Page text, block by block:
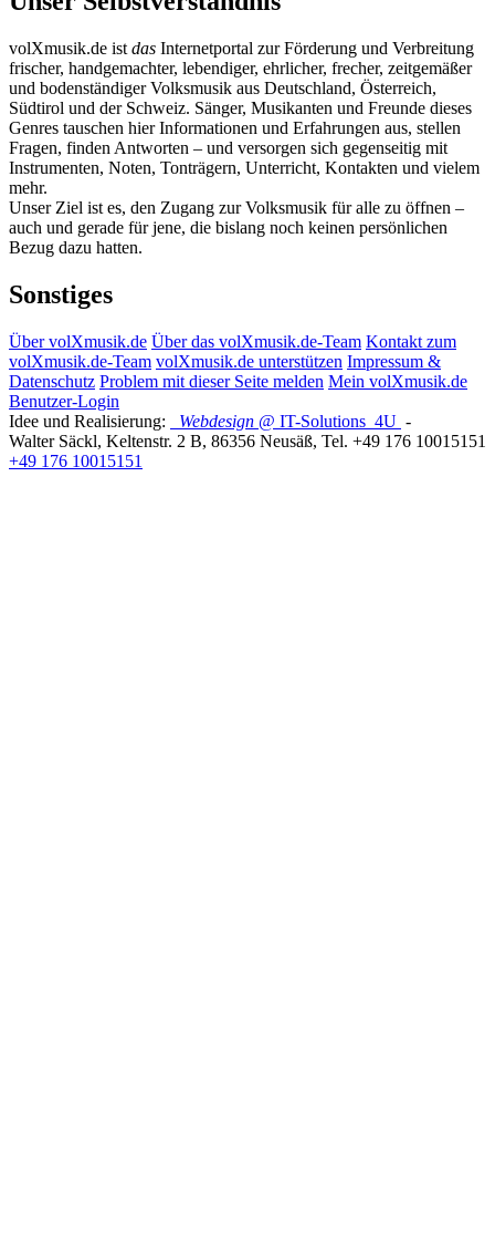
volXmusik.de ist das Internetportal zur Förderung und Verbreitung
frischer, handgemachter, lebendiger, ehrlicher, frecher, zeitgemäßer
und bodenständiger Volksmusik aus Deutschland, Österreich,
Südtirol und der Schweiz. Sänger, Musikanten und Freunde dieses
Genres tauschen hier Informationen und Erfahrungen aus, stellen
Fragen, finden Antworten – und versorgen sich gegenseitig mit
Instrumenten, Noten, Tonträgern, Unterricht, Kontakten und vielem
mehr.
Unser Ziel ist es, den Zugang zur Volksmusik für alle zu öffnen –
auch und gerade für jene, die bislang noch keinen persönlichen
Bezug dazu hatten.
Sonstiges
Über volXmusik.de Über das volXmusik.de-Team Kontakt zum
volXmusik.de-Team volXmusik.de unterstützen Impressum &
Datenschutz Problem mit dieser Seite melden Mein volXmusik.de
Benutzer-Login
Idee und Realisierung:
Webdesign @ IT-Solutions 4U -
Walter Säckl, Keltenstr. 2 B, 86356 Neusäß, Tel. +49 176 10015151
+49 176 10015151